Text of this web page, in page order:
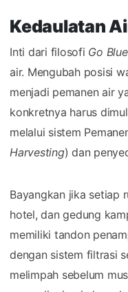
Kedaulatan
Inti dari filosofi Go Blue
air. Mengubah posisi
menjadi pemanen air
konkretnya harus
melalui sistem
Harvesting) dan
Bayangkan jika setiap
hotel, dan gedung
memiliki tandon
dengan sistem filtrasi
melimpah sebelum